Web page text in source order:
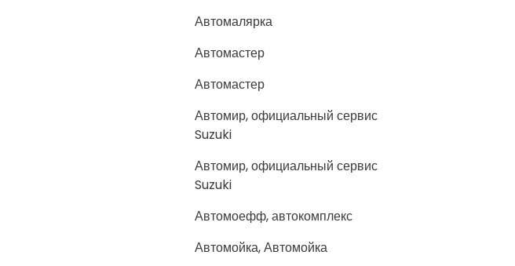
Автомалярка
Автомастер
Автомастер
Автомир, официальный сервис
Suzuki
Автомир, официальный сервис
Suzuki
Автомоефф, автокомплекс
Автомойка, Автомойка